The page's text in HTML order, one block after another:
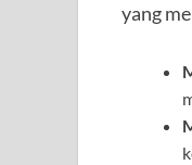
yang